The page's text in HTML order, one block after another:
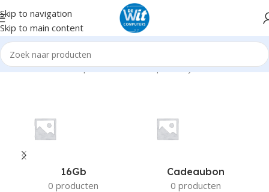
Skip to navigation
Skip to main content
Home Product Compatible Printers Epson StylusPhotoR800
16Gb
0 producten
Cadeaubon
0 producten